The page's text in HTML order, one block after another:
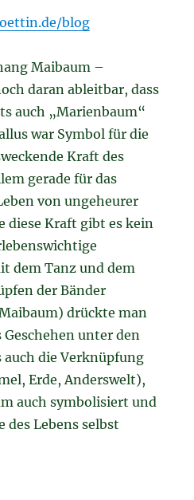
blog
Maibaum –
daran ableitbar, dass
auch „Marienbaum“
war Symbol für die
Kraft des
gerade für das
von ungeheurer
diese Kraft gibt es kein
dem Tanz und dem
der Bänder
drückte man
unter den
auch die Verknüpfung
Erde, Anderswelt),
auch symbolisiert und
des Lebens selbst